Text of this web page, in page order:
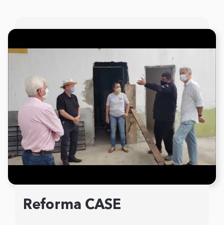
Reforma CASE